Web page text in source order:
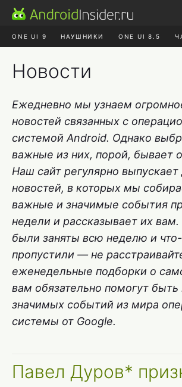
ONE UI 9 НАУШНИКИ ONE UI 8.5
Новости
Ежедневно мы узнаем
новостей связанных с
системой Android. Однако
важные из них, порой, бывает
Наш сайт регулярно
новостей, в которых мы
важные и значимые события
недели и рассказывает их
были заняты всю неделю и
пропустили — не
еженедельные подборки о
вам обязательно помогут быть
значимых событий из мира
системы от Google.
Павел Дуров*